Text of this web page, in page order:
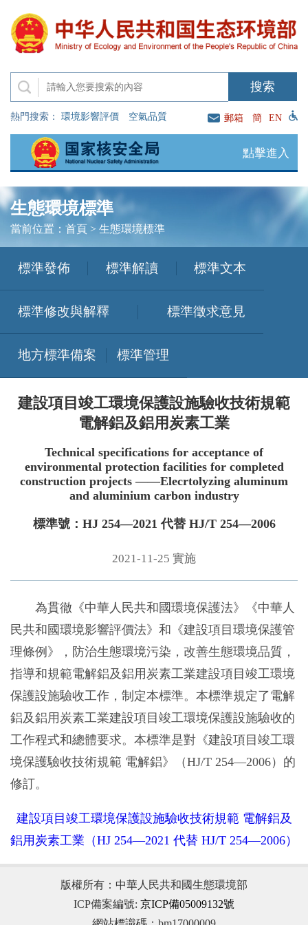
熱門搜索： 環境影響評價 空氣品質 郵箱 簡 EN
點擊進入
生態環境標準
當前位置： 首頁> 生態環境標準
標準發佈 標準解讀 標準文本
標準修改與解釋 標準徵求意見
地方標準備案 標準管理
建設項目竣工環境保護設施驗收技術規範
電解鋁及鋁用炭素工業
Technical specifications for acceptance of
environmental protection facilities for completed
construction projects ——Elecrtolyzing aluminum
and aluminium carbon industry
標準號：HJ 254—2021 代替 HJ/T 254—2006
2021-11-25 實施
為貫徹《中華人民共和國環境保護法》《中華人
民共和國環境影響評價法》和《建設項目環境保護管
理條例》，防治生態環境污染，改善生態環境品質，
指導和規範電解鋁及鋁用炭素工業建設項目竣工環境
保護設施驗收工作，制定本標準。本標準規定了電解
鋁及鋁用炭素工業建設項目竣工環境保護設施驗收的
工作程式和總體要求。本標準是對《建設項目竣工環
境保護驗收技術規範 電解鋁》（HJ/T 254—2006）的
修訂。
建設項目竣工環境保護設施驗收技術規範 電解鋁及
鋁用炭素工業（HJ 254—2021 代替 HJ/T 254—2006）
版權所有：中華人民共和國生態環境部
ICP備案編號: 京ICP備05009132號